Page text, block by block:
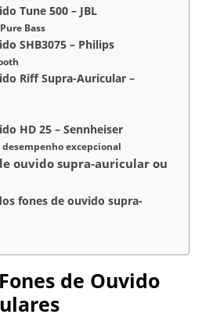
Tune 500 – JBL
Bass
SHB3075 – Philips
Riff Supra-Auricular –
HD 25 – Sennheiser
excepcional
ouvido supra-auricular ou
fones de ouvido supra-
de Ouvido